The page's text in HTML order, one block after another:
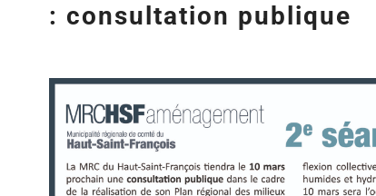
: consultation publique
Agrandir
l&apos;image